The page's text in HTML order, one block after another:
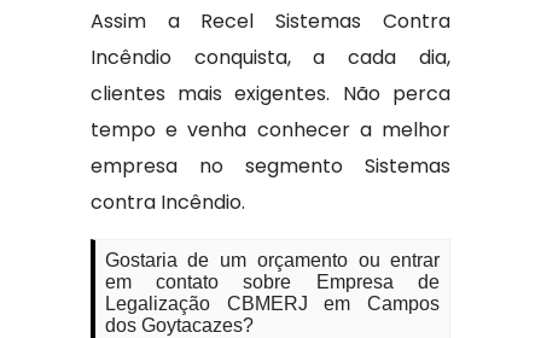
Assim a Recel Sistemas Contra
Incêndio conquista, a cada dia,
clientes mais exigentes. Não perca
tempo e venha conhecer a melhor
empresa no segmento Sistemas
contra Incêndio.
Gostaria de um orçamento ou entrar
em contato sobre Empresa de
Legalização CBMERJ em Campos
dos Goytacazes?